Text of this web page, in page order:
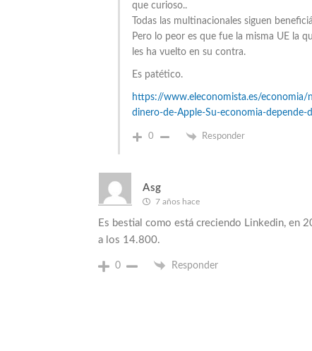
que curioso..
Todas las multinacionales siguen
Pero lo peor es que fue la misma UE la
les ha vuelto en su contra.
Es patético.
https://www.eleconomista.es/
dinero-de-Apple-Su-economia-depende-
0 Responder
Asg
7 años hace
Es bestial como está creciendo Linkedin, en
a los 14.800.
0 Responder